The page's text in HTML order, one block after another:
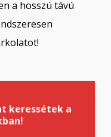
a hosszú távú
keressétek a